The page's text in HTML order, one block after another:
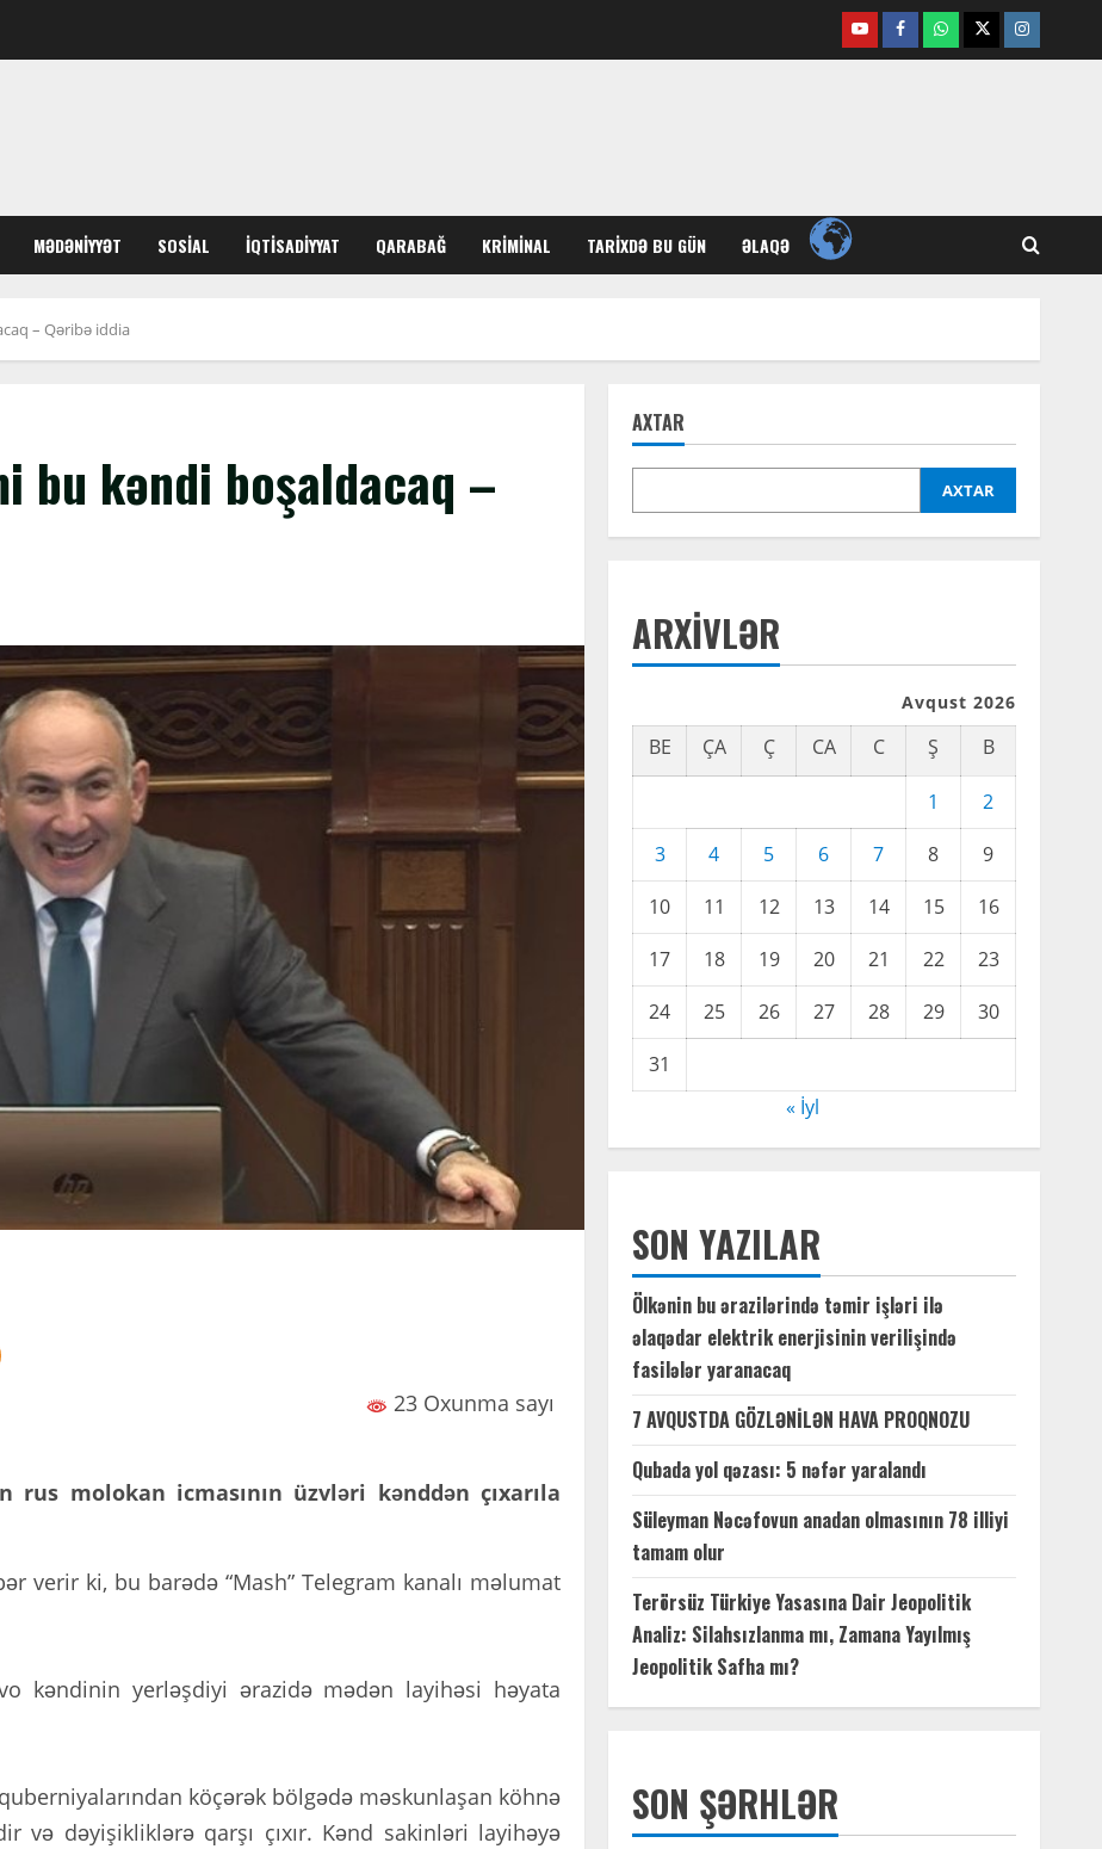
YoutubeFacebook
Whatsapp
TwitterInstagram
MƏDƏNIYYƏT SOSIAL İQTISADIYYAT QARABAĞ KRIMINAL TARIXDƏ BU GÜN ƏLAQƏ
– Qəribə iddia
bu kəndi boşaldacaq –
23 Oxunma sayı
rus molokan icmasının üzvləri kənddən çıxarıla
verir ki, bu barədə “Mash” Telegram kanalı məlumat
kəndinin yerləşdiyi ərazidə mədən layihəsi həyata
köçərək bölgədə məskunlaşan köhnə
və dəyişikliklərə qarşı çıxır. Kənd sakinləri layihəyə
AXTAR
AXTAR
ARXIVLƏR
Avqust 2026
BE ÇA Ç CA C Ş B
1
2
3
4 5 6 7 8
9
10
11 12 13 14 15
16
17
18 19 20 21 22
23
24
25 26 27 28 29
30
31
« İyl
SON YAZILAR
Ölkənin bu ərazilərində təmir işləri ilə
əlaqədar elektrik enerjisinin verilişində
fasilələr yaranacaq
7 AVQUSTDA GÖZLƏNİLƏN HAVA PROQNOZU
Qubada yol qəzası: 5 nəfər yaralandı
Süleyman Nəcəfovun anadan olmasının 78 illiyi
tamam olur
Terörsüz Türkiye Yasasına Dair Jeopolitik
Analiz: Silahsızlanma mı, Zamana Yayılmış
Jeopolitik Safha mı?
SON ŞƏRHLƏR